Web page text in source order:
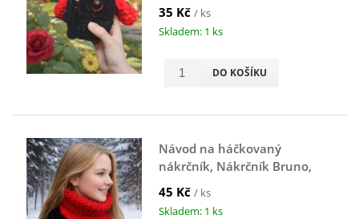
35 Kč / ks
Skladem: 1 ks
DO KOŠÍKU
Návod na háčkovaný
nákrčník, Nákrčník Bruno,
45 Kč / ks
Skladem: 1 ks